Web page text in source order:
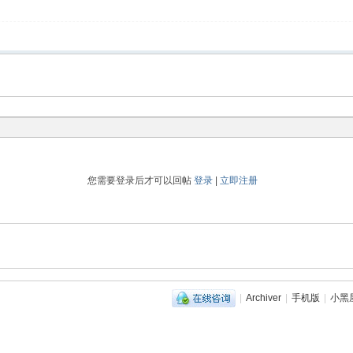
您需要登录后才可以回帖登录 |立即注册
| Archiver | 手机版 | 小黑